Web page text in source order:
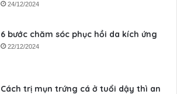
24/12/2024
6 bước chăm sóc phục hồi da kích ứng
22/12/2024
Cách trị mụn trứng cá ở tuổi dậy thì an